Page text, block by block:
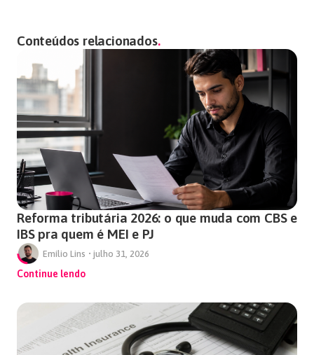
Conteúdos relacionados
Reforma tributária 2026: o que muda com CBS e
IBS pra quem é MEI e PJ
Emílio Lins • julho 31, 2026
Continue lendo